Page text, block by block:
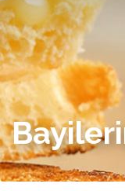
ANASAYFA
ÜRÜNLER
BEYAZ PEYNİR
KAŞAR PEYNİRİ
YÖRESEL PEYNİR